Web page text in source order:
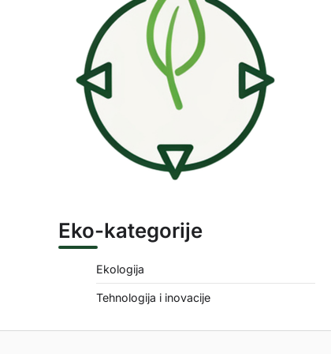
Eko-kategorije
Ekologija
Tehnologija i inovacije